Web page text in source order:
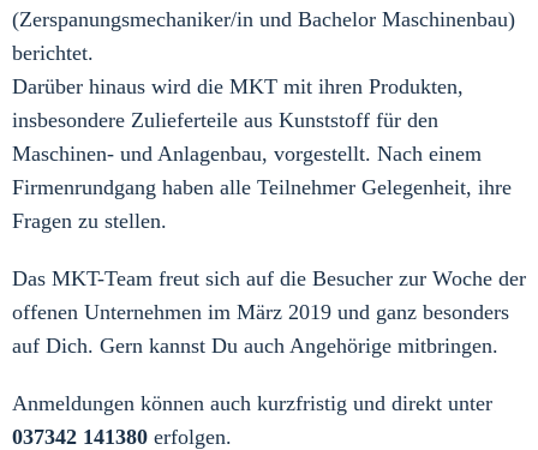
(Zerspanungsmechaniker/in und Bachelor Maschinenbau)
berichtet.
Darüber hinaus wird die MKT mit ihren Produkten,
insbesondere Zulieferteile aus Kunststoff für den
Maschinen- und Anlagenbau, vorgestellt. Nach einem
Firmenrundgang haben alle Teilnehmer Gelegenheit, ihre
Fragen zu stellen.
Das MKT-Team freut sich auf die Besucher zur Woche der
offenen Unternehmen im März 2019 und ganz besonders
auf Dich. Gern kannst Du auch Angehörige mitbringen.
Anmeldungen können auch kurzfristig und direkt unter
037342 141380 erfolgen.